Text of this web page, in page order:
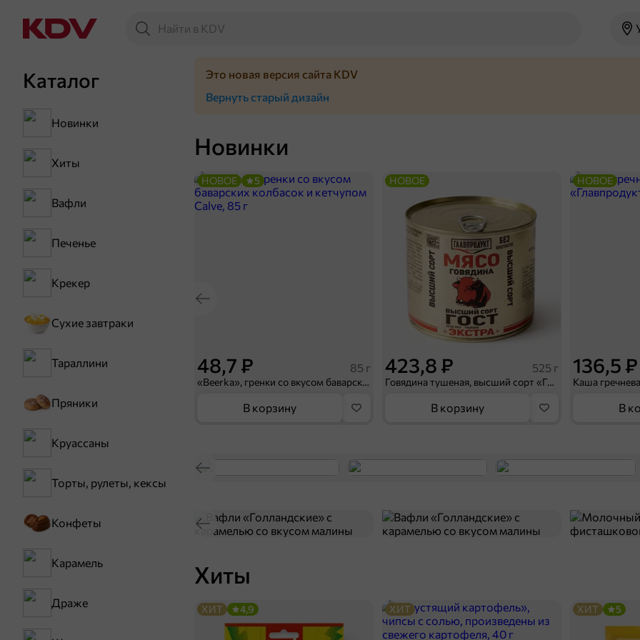
Каталог
Новинки
Хиты
Вафли
Печенье
Крекер
Сухие завтраки
Тараллини
Пряники
Круассаны
Торты, рулеты, кексы
Конфеты
Карамель
Драже
Новинки
48,7 ₽ 85 г
«Beerka», гренки cо вкусом баварских колбасок и кетчупом Сalve, 85 г
НОВОЕ 5
В корзину
423,8 ₽ 525 г
Говядина тушеная, высший сорт «Главпродукт», 525 г
НОВОЕ
В корзину
136,5 ₽
НОВОЕ
В
Хиты
ХИТ 4,9 ХИТ ХИТ 5
Это новая версия сайта KDV
Вернуть старый дизайн